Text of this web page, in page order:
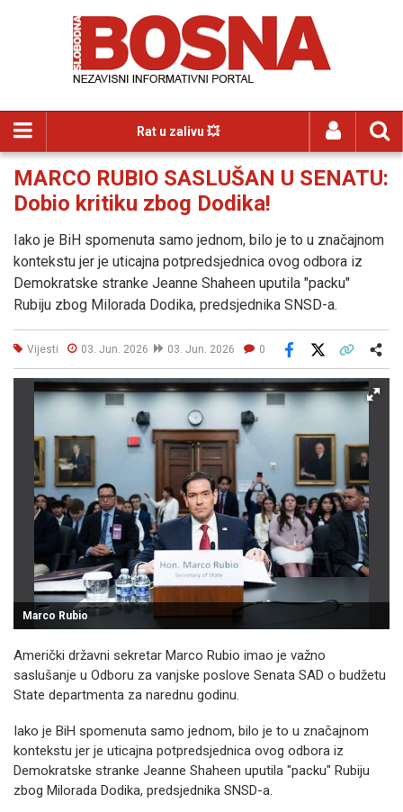
Rat u zalivu 💥
MARCO RUBIO SASLUŠAN U SENATU:
Dobio kritiku zbog Dodika!
Iako je BiH spomenuta samo jednom, bilo je to u značajnom
kontekstu jer je uticajna potpredsjednica ovog odbora iz
Demokratske stranke Jeanne Shaheen uputila "packu"
Rubiju zbog Milorada Dodika, predsjednika SNSD-a.
Vijesti 03. Jun. 2026 03. Jun. 2026 0
Facebook
Marco Rubio
Američki državni sekretar Marco Rubio imao je važno
saslušanje u Odboru za vanjske poslove Senata SAD o budžetu
State departmenta za narednu godinu.
Iako je BiH spomenuta samo jednom, bilo je to u značajnom
kontekstu jer je uticajna potpredsjednica ovog odbora iz
Demokratske stranke Jeanne Shaheen uputila "packu" Rubiju
zbog Milorada Dodika, predsjednika SNSD-a.